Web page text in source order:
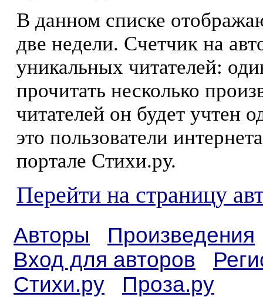
В данном списке
две недели. Счетчик на
уникальных читателей:
прочитать несколько
читателей он будет учтен
это пользователи
портале Стихи.ру.
Перейти на страницу
Авторы
Произведения
Вход для авторов
Стихи.ру
Проза.ру